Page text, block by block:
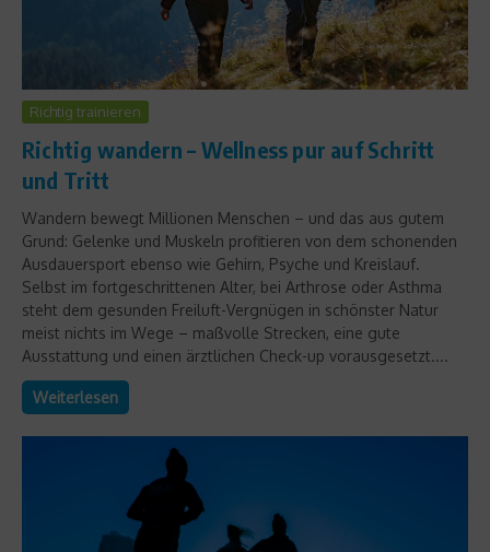
Richtig trainieren
Richtig wandern – Wellness pur auf Schritt
und Tritt
Wandern bewegt Millionen Menschen – und das aus gutem
Grund: Gelenke und Muskeln profitieren von dem schonenden
Ausdauersport ebenso wie Gehirn, Psyche und Kreislauf.
Selbst im fortgeschrittenen Alter, bei Arthrose oder Asthma
steht dem gesunden Freiluft-Vergnügen in schönster Natur
meist nichts im Wege – maßvolle Strecken, eine gute
Ausstattung und einen ärztlichen Check-up vorausgesetzt....
Weiterlesen